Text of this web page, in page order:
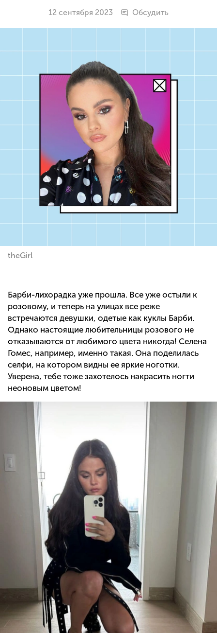
12 сентября 2023 Обсудить
theGirl
Барби-лихорадка уже прошла. Все уже остыли к
розовому, и теперь на улицах все реже
встречаются девушки, одетые как куклы Барби.
Однако настоящие любительницы розового не
отказываются от любимого цвета никогда! Селена
Гомес, например, именно такая. Она поделилась
селфи, на котором видны ее яркие ноготки.
Уверена, тебе тоже захотелось накрасить ногти
неоновым цветом!